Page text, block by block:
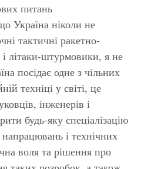
питань
Україна ніколи не
тактичні ракетно-
і літаки-штурмовики, я не
посідає одне з чільних
техніці у світі, це
інженерів і
будь-яку спеціалізацію
і технічних
воля та рішення про